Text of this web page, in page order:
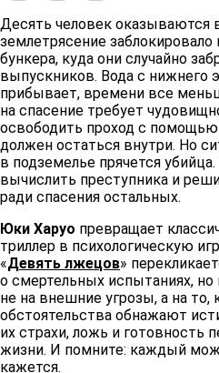
Десять человек оказываются
землетрясение
бункера, куда они случайно
выпускников. Вода с нижнего
прибывает, времени все
на спасение требует
освободить проход с помощью
должен остаться внутри. Но
в подземелье прячется
вычислить преступника и
ради спасения остальных.
Юки Харуо превращает
триллер в психологическую
«Девять лжецов»
о смертельных испытаниях, но
не на внешние угрозы, а на
обстоятельства обнажают
их страхи, ложь и готовность
жизни. И помните: каждый
кажется.